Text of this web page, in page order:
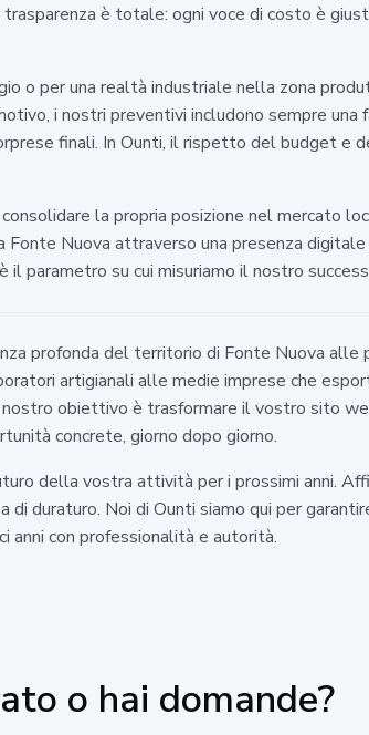
è totale: ogni voce di costo è
o per una realtà industriale nella zona
i nostri preventivi includono sempre una
finali. In Ounti, il rispetto del budget e
la propria posizione nel mercato
Nuova attraverso una presenza
parametro su cui misuriamo il nostro
profonda del territorio di Fonte Nuova
artigianali alle medie imprese che
obiettivo è trasformare il vostro sito
concrete, giorno dopo giorno.
della vostra attività per i prossimi anni.
duraturo. Noi di Ounti siamo qui per
anni con professionalità e autorità.
o hai domande?